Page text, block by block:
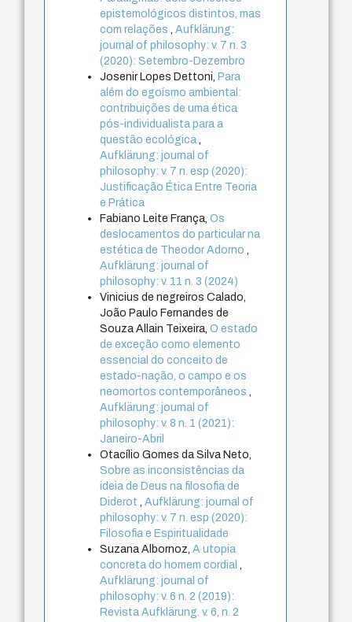
epistemológicos distintos, mas
com relações,Aufklärung:
journal of philosophy: v. 7 n. 3
(2020): Setembro-Dezembro
Josenir Lopes Dettoni, Para
além do egoísmo ambiental:
contribuições de uma ética
pós-individualista para a
questão ecológica,
Aufklärung: journal of
philosophy: v. 7 n. esp (2020):
Justificação Ética Entre Teoria
e Prática
Fabiano Leite França,Os
deslocamentos do particular na
estética de Theodor Adorno,
Aufklärung: journal of
philosophy: v. 11 n. 3 (2024)
Vinicius de negreiros Calado,
João Paulo Fernandes de
Souza Allain Teixeira,O estado
de exceção como elemento
essencial do conceito de
estado-nação, o campo e os
neomortos contemporâneos,
Aufklärung: journal of
philosophy: v. 8 n. 1 (2021):
Janeiro-Abril
Otacílio Gomes da Silva Neto,
Sobre as inconsistências da
ideia de Deus na filosofia de
Diderot,Aufklärung: journal of
philosophy: v. 7 n. esp (2020):
Filosofia e Espiritualidade
Suzana Albornoz,A utopia
concreta do homem cordial,
Aufklärung: journal of
philosophy: v. 6 n. 2 (2019):
Revista Aufklärung. v. 6, n. 2